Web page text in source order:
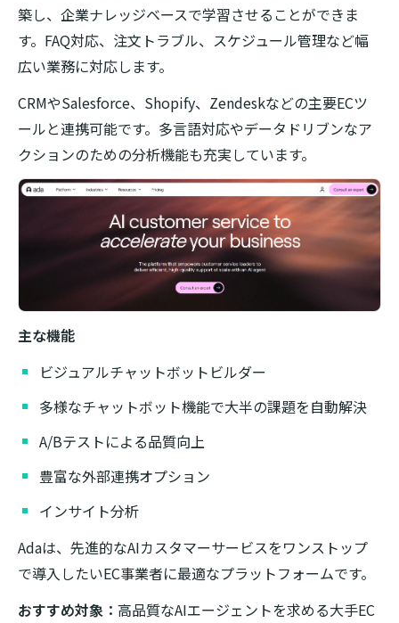
築し、企業ナレッジベースで学習させることができま
す。FAQ対応、注文トラブル、スケジュール管理など幅
広い業務に対応します。
CRMやSalesforce、Shopify、Zendeskなどの主要ECツ
ールと連携可能です。多言語対応やデータドリブンなア
クションのための分析機能も充実しています。
主な機能
ビジュアルチャットボットビルダー
多様なチャットボット機能で大半の課題を自動解決
A/Bテストによる品質向上
豊富な外部連携オプション
インサイト分析
Adaは、先進的なAIカスタマーサービスをワンストップ
で導入したいEC事業者に最適なプラットフォームです。
おすすめ対象： 高品質なAIエージェントを求める大手EC